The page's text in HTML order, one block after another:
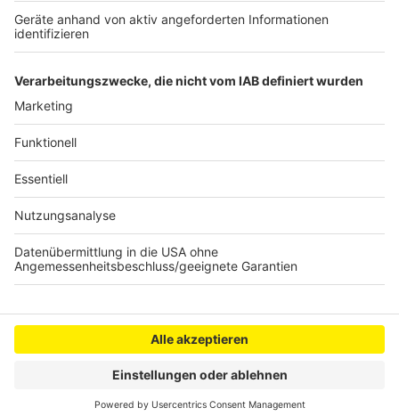
REVG erweitert Einsatz von Bodycams
Rhein-Erft-Kreis startet Katretter-App
Verbesserungen im Hürther Tierheim
Anzeige
Anzeige